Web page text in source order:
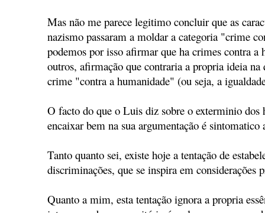
Mas não me parece legitimo concluir que as
nazismo passaram a moldar a categoria "crime
podemos por isso afirmar que ha crimes contra a
outros, afirmação que contraria a propria ideia
crime "contra a humanidade" (ou seja, a
O facto do que o Luis diz sobre o exterminio dos
encaixar bem na sua argumentação é sintomatico
Tanto quanto sei, existe hoje a tentação de
discriminações, que se inspira em considerações
Quanto a mim, esta tentação ignora a propria